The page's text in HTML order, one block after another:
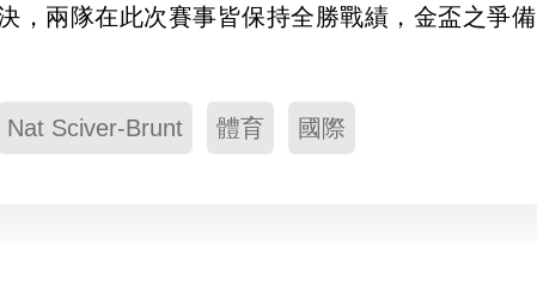
，兩隊在此次賽事皆保持全勝戰績，金盃之爭備
Nat Sciver-Brunt 體育 國際